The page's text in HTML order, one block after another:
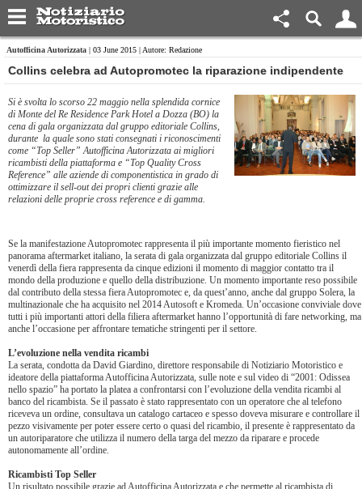
Autofficina Autorizzata | 03 June 2015 | Autore: Redazione
Collins celebra ad Autopromotec la riparazione indipendente
Si è svolta lo scorso 22 maggio nella splendida cornice
di Monte del Re Residence Park Hotel a Dozza (BO) la
cena di gala organizzata dal gruppo editoriale Collins,
durante la quale sono stati consegnati i riconoscimenti
come “Top Seller” Autofficina Autorizzata ai migliori
ricambisti della piattaforma e “Top Quality Cross
Reference” alle aziende di componentistica in grado di
ottimizzare il sell-out dei propri clienti grazie alle
relazioni delle proprie cross reference e di gamma.
Se la manifestazione Autopromotec rappresenta il più importante momento fieristico nel
panorama aftermarket italiano, la serata di gala organizzata dal gruppo editoriale Collins il
venerdì della fiera rappresenta da cinque edizioni il momento di maggior contatto tra il
mondo della produzione e quello della distribuzione. Un momento importante reso possibile
dal contributo della stessa fiera Autopromotec e, da quest’anno, anche dal gruppo Solera, la
multinazionale che ha acquisito nel 2014 Autosoft e Kromeda. Un’occasione conviviale dove
tutti i più importanti attori della filiera aftermarket hanno l’opportunità di fare networking, ma
anche l’occasione per affrontare tematiche stringenti per il settore.
L’evoluzione nella vendita ricambi
La serata, condotta da David Giardino, direttore responsabile di Notiziario Motoristico e
ideatore della piattaforma Autofficina Autorizzata, sulle note e sul video di “2001: Odissea
nello spazio” ha portato la platea a confrontarsi con l’evoluzione della vendita ricambi al
banco del ricambista. Se il passato è stato rappresentato con un operatore che al telefono
riceveva un ordine, consultava un catalogo cartaceo e spesso doveva misurare e controllare il
pezzo visivamente per poter essere certo o quasi del ricambio, il presente è rappresentato da
un autoriparatore che utilizza il numero della targa del mezzo da riparare e procede
autonomamente all’ordine.
Ricambisti Top Seller
Un risultato possibile grazie ad Autofficina Autorizzata e che permette al ricambista di